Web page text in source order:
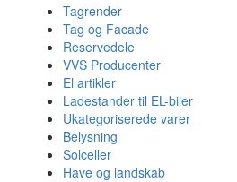
Tagrender
Tag og Facade
Reservedele
VVS Producenter
El artikler
Ladestander til EL-biler
Ukategoriserede varer
Belysning
Solceller
Have og landskab